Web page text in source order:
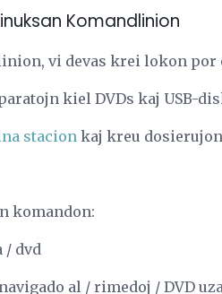
Komandlinion
vi devas krei lokon por
kiel DVDs kaj USB-
stacionkaj kreu
komandon:
/ dvd
al / rimedoj / DVD